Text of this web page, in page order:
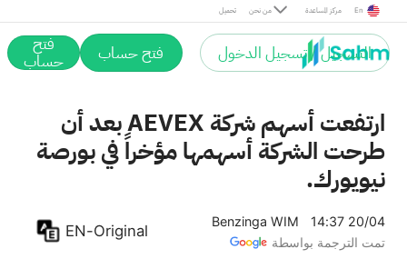
تحميل من نحن مركز المساعدة En
التسجيل / تسجيل الدخول فتح حساب فتح
حساب
ارتفعت أسهم شركة AEVEX بعد أن
طرحت الشركة أسهمها مؤخراً في بورصة
نيويورك.
Benzinga WIM
14:37 20/04
تمت الترجمة بواسطة
EN-Original